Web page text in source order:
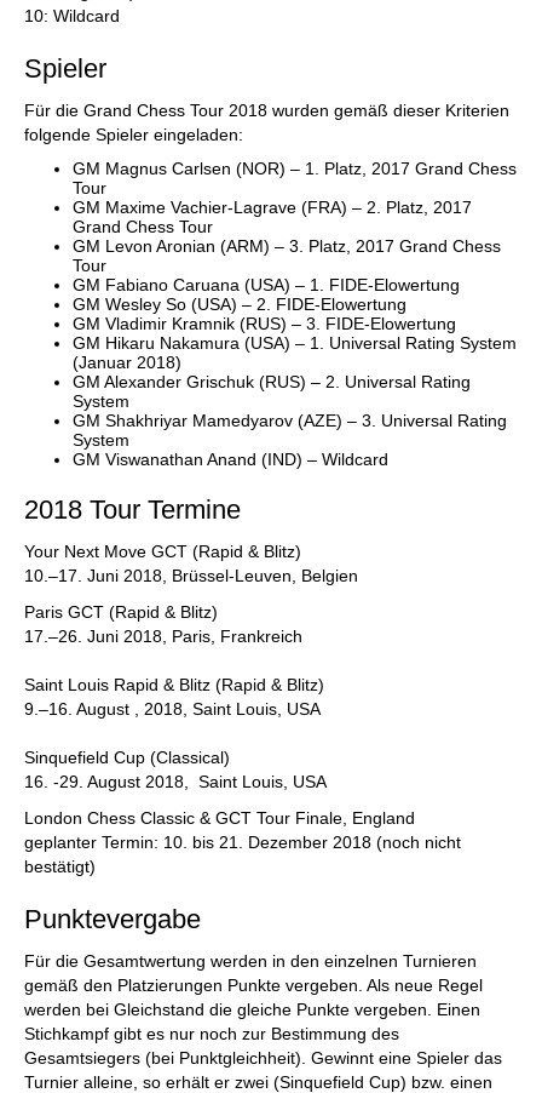
10: Wildcard
Spieler
Für die Grand Chess Tour 2018 wurden gemäß dieser Kriterien
folgende Spieler eingeladen:
GM Magnus Carlsen (NOR) – 1. Platz, 2017 Grand Chess
Tour
GM Maxime Vachier-Lagrave (FRA) – 2. Platz, 2017
Grand Chess Tour
GM Levon Aronian (ARM) – 3. Platz, 2017 Grand Chess
Tour
GM Fabiano Caruana (USA) – 1. FIDE-Elowertung
GM Wesley So (USA) – 2. FIDE-Elowertung
GM Vladimir Kramnik (RUS) – 3. FIDE-Elowertung
GM Hikaru Nakamura (USA) – 1. Universal Rating System
(Januar 2018)
GM Alexander Grischuk (RUS) – 2. Universal Rating
System
GM Shakhriyar Mamedyarov (AZE) – 3. Universal Rating
System
GM Viswanathan Anand (IND) – Wildcard
2018 Tour Termine
Your Next Move GCT (Rapid & Blitz)
10.–17. Juni 2018, Brüssel-Leuven, Belgien
Paris GCT (Rapid & Blitz)
17.–26. Juni 2018, Paris, Frankreich
Saint Louis Rapid & Blitz (Rapid & Blitz)
9.–16. August , 2018, Saint Louis, USA
Sinquefield Cup (Classical)
16. -29. August 2018, Saint Louis, USA
London Chess Classic & GCT Tour Finale, England
geplanter Termin: 10. bis 21. Dezember 2018 (noch nicht
bestätigt)
Punktevergabe
Für die Gesamtwertung werden in den einzelnen Turnieren
gemäß den Platzierungen Punkte vergeben. Als neue Regel
werden bei Gleichstand die gleiche Punkte vergeben. Einen
Stichkampf gibt es nur noch zur Bestimmung des
Gesamtsiegers (bei Punktgleichheit). Gewinnt eine Spieler das
Turnier alleine, so erhält er zwei (Sinquefield Cup) bzw. einen